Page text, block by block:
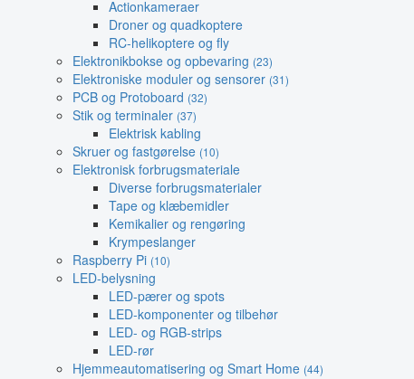
Actionkameraer
Droner og quadkoptere
RC-helikoptere og fly
Elektronikbokse og opbevaring (23)
Elektroniske moduler og sensorer (31)
PCB og Protoboard (32)
Stik og terminaler (37)
Elektrisk kabling
Skruer og fastgørelse (10)
Elektronisk forbrugsmateriale
Diverse forbrugsmaterialer
Tape og klæbemidler
Kemikalier og rengøring
Krympeslanger
Raspberry Pi (10)
LED-belysning
LED-pærer og spots
LED-komponenter og tilbehør
LED- og RGB-strips
LED-rør
Hjemmeautomatisering og Smart Home (44)